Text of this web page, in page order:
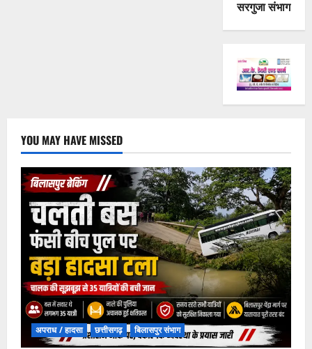
सरगुजा संभाग
YOU MAY HAVE MISSED
अपराध / हादसा छत्तीसगढ़ बिलासपुर संभाग